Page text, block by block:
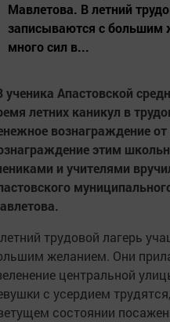
Мавлетова. В летний
записываются с большим
много сил в...
ученика Апастовской
летних каникул в
вознаграждение
этим
и учителями
трудовой лагерь
желанием. Они
центральной
с усердием
состоянии